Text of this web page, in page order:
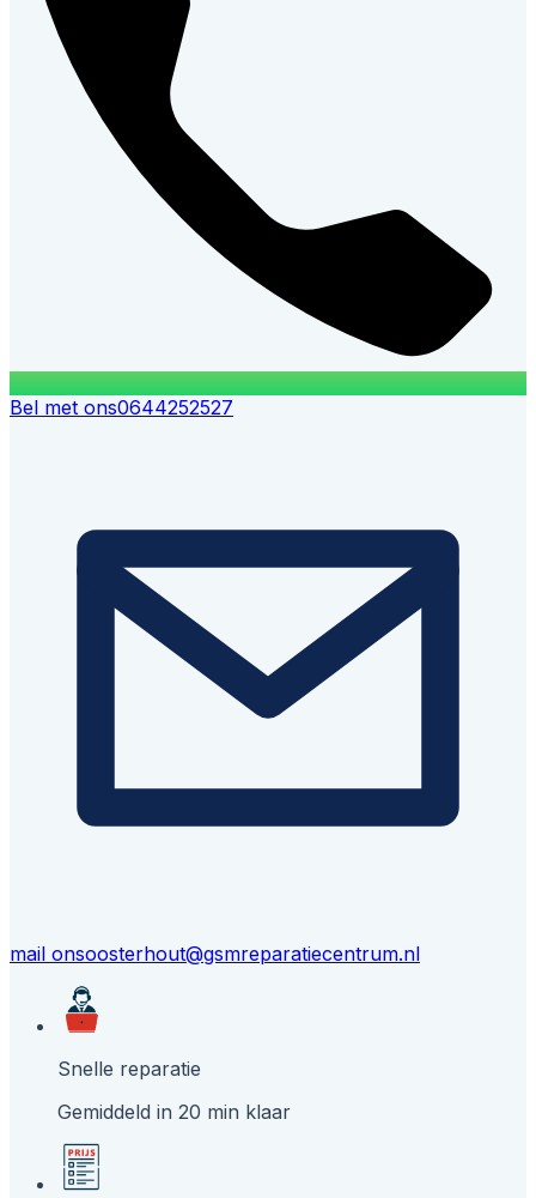
Bel met ons0644252527
mail onsoosterhout@gsmreparatiecentrum.nl
Snelle reparatie
Gemiddeld in 20 min klaar